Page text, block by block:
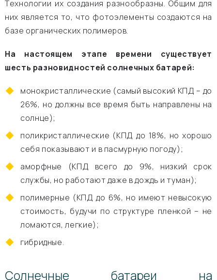
Технологии их создания разнообразны. Общим для
них является то, что фотоэлементы создаются на
базе органических полимеров.
На настоящем этапе времени существует
шесть разновидностей солнечных батарей:
монокристаллические (самый высокий КПД – до
26%, но должны все время быть направлены на
солнце);
поликристаллические (КПД до 18%, но хорошо
себя показывают и в пасмурную погоду);
аморфные (КПД всего до 9%, низкий срок
службы, но работают даже в дождь и туман);
полимерные (КПД до 6%, но имеют невысокую
стоимость, будучи по структуре пленкой – не
ломаются, легкие);
гибридные.
Солнечные батареи на